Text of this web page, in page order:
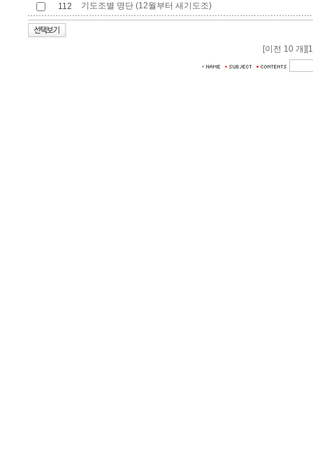
112 기도조별 명단 (12월부터 새기도조)
[이전 10 개]